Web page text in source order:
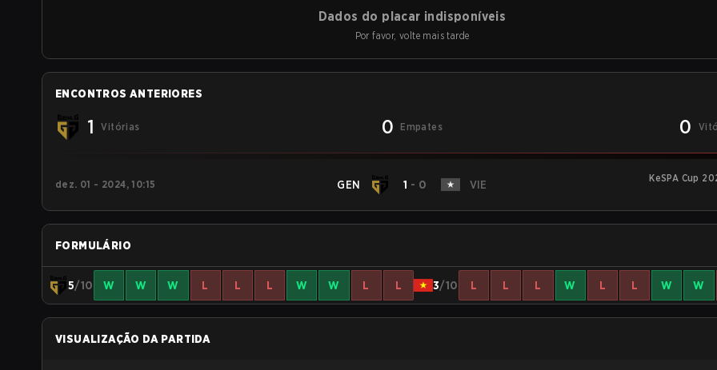
Dados do placar indisponíveis
Por favor, volte mais tarde
ENCONTROS ANTERIORES
1 Vitórias 0 Empates 0
dez. 01 - 2024, 10:15 GEN 1 - 0 VIE
KeSPA Cup
FORMULÁRIO
5/10 W W W L L L W W L L 3/10 L L L W L L W W
VISUALIZAÇÃO DA PARTIDA